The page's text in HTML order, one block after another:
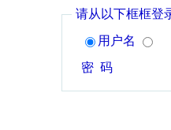
请从以下框框登
用户名
密 码